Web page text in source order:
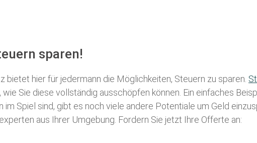
sparen!
hier für jedermann die Möglichkeiten, Steuern zu sparen.
Sie diese vollständig ausschöpfen können. Ein einfaches
Spiel sind, gibt es noch viele andere Potentiale um Geld
aus Ihrer Umgebung. Fordern Sie jetzt Ihre Offerte an: